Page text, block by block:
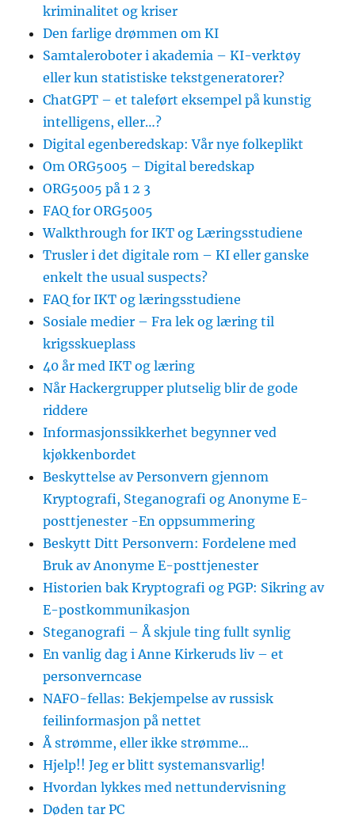
kriminalitet og kriser
Den farlige drømmen om KI
Samtaleroboter i akademia – KI-verktøy
eller kun statistiske tekstgeneratorer?
ChatGPT – et taleført eksempel på kunstig
intelligens, eller…?
Digital egenberedskap: Vår nye folkeplikt
Om ORG5005 – Digital beredskap
ORG5005 på 1 2 3
FAQ for ORG5005
Walkthrough for IKT og Læringsstudiene
Trusler i det digitale rom – KI eller ganske
enkelt the usual suspects?
FAQ for IKT og læringsstudiene
Sosiale medier – Fra lek og læring til
krigsskueplass
40 år med IKT og læring
Når Hackergrupper plutselig blir de gode
riddere
Informasjonssikkerhet begynner ved
kjøkkenbordet
Beskyttelse av Personvern gjennom
Kryptografi, Steganografi og Anonyme E-
posttjenester -En oppsummering
Beskytt Ditt Personvern: Fordelene med
Bruk av Anonyme E-posttjenester
Historien bak Kryptografi og PGP: Sikring av
E-postkommunikasjon
Steganografi – Å skjule ting fullt synlig
En vanlig dag i Anne Kirkeruds liv – et
personverncase
NAFO-fellas: Bekjempelse av russisk
feilinformasjon på nettet
Å strømme, eller ikke strømme…
Hjelp!! Jeg er blitt systemansvarlig!
Hvordan lykkes med nettundervisning
Døden tar PC